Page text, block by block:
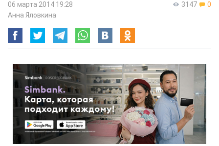
3147 0
06 марта 2014 19:28
Анна Яловкина